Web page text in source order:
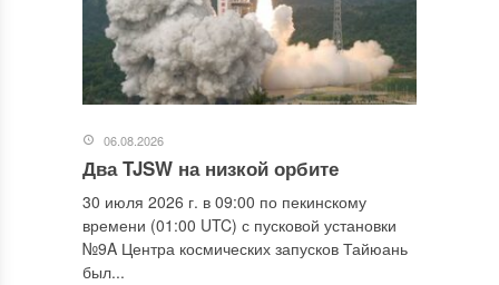
06.08.2026
Два TJSW на низкой орбите
30 июля 2026 г. в 09:00 по пекинскому
времени (01:00 UTC) с пусковой установки
№9A Центра космических запусков Тайюань
был...